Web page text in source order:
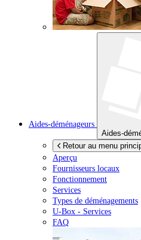
Aides-déménageurs
Aides-
Retour au menu
Aperçu
Fournisseurs locaux
Fonctionnement
Services
Types de déménagements
U-Box - Services
FAQ